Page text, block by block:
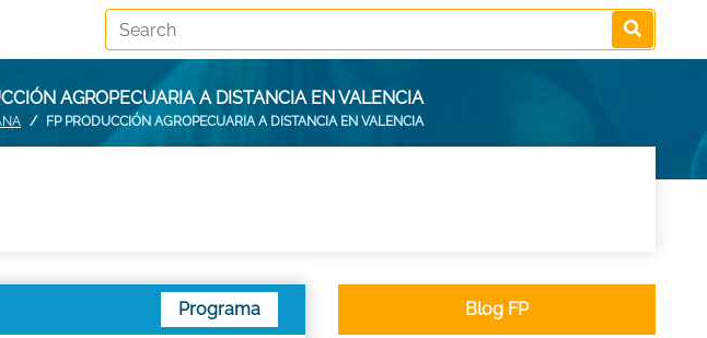
AGROPECUARIA A DISTANCIA EN VALENCIA
FP PRODUCCIÓN AGROPECUARIA A DISTANCIA EN VALENCIA
Programa Blog FP